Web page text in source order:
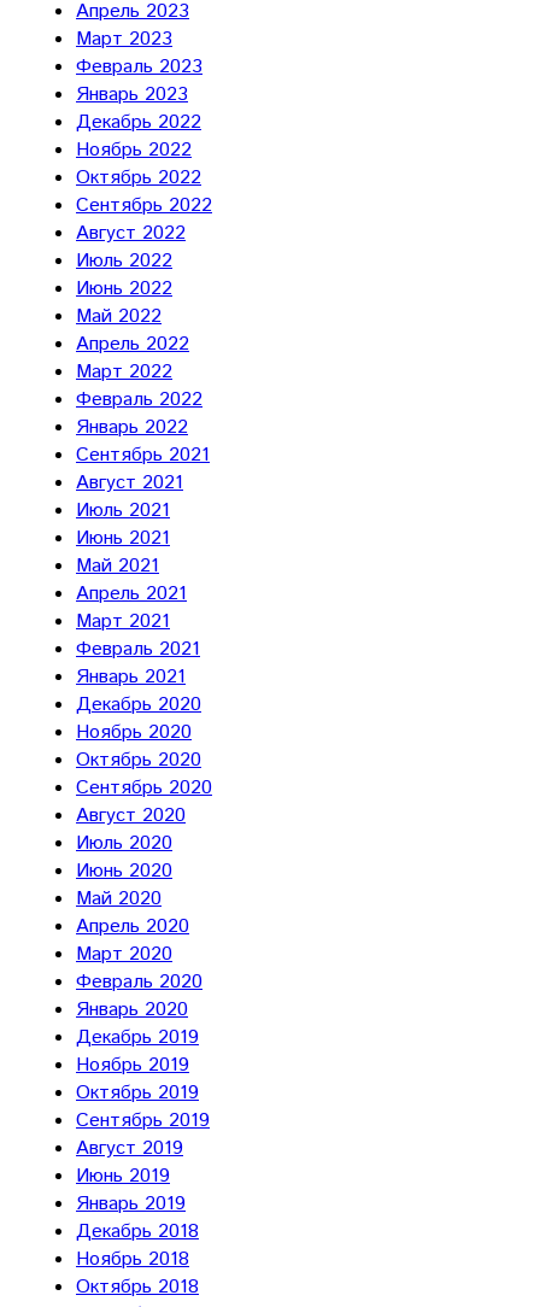
Апрель 2023
Март 2023
Февраль 2023
Январь 2023
Декабрь 2022
Ноябрь 2022
Октябрь 2022
Сентябрь 2022
Август 2022
Июль 2022
Июнь 2022
Май 2022
Апрель 2022
Март 2022
Февраль 2022
Январь 2022
Сентябрь 2021
Август 2021
Июль 2021
Июнь 2021
Май 2021
Апрель 2021
Март 2021
Февраль 2021
Январь 2021
Декабрь 2020
Ноябрь 2020
Октябрь 2020
Сентябрь 2020
Август 2020
Июль 2020
Июнь 2020
Май 2020
Апрель 2020
Март 2020
Февраль 2020
Январь 2020
Декабрь 2019
Ноябрь 2019
Октябрь 2019
Сентябрь 2019
Август 2019
Июнь 2019
Январь 2019
Декабрь 2018
Ноябрь 2018
Октябрь 2018